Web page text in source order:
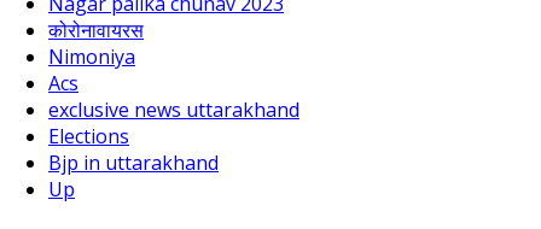
कोरोनावायरस
Nimoniya
Acs
exclusive news uttarakhand
Elections
Bjp in uttarakhand
Up